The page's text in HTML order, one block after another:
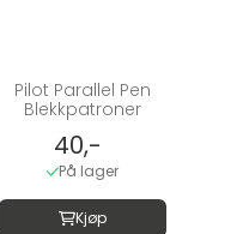
Pilot Parallel Pen
Blekkpatroner
40,-
På lager
Kjøp